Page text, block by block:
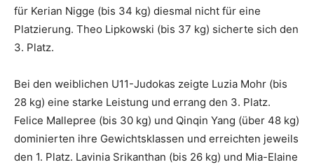
für Kerian Nigge (bis 34 kg) diesmal nicht für eine
Platzierung. Theo Lipkowski (bis 37 kg) sicherte sich den
3. Platz.
Bei den weiblichen U11-Judokas zeigte Luzia Mohr (bis
28 kg) eine starke Leistung und errang den 3. Platz.
Felice Mallepree (bis 30 kg) und Qinqin Yang (über 48 kg)
dominierten ihre Gewichtsklassen und erreichten jeweils
den 1. Platz. Lavinia Srikanthan (bis 26 kg) und Mia-Elaine